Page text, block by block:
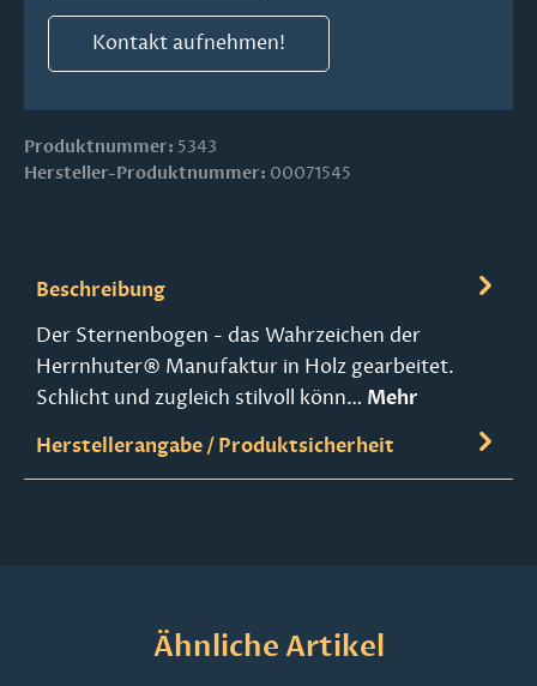
Kontakt aufnehmen!
Produktnummer: 5343
Hersteller-Produktnummer: 00071545
Beschreibung
Der Sternenbogen - das Wahrzeichen der
Herrnhuter® Manufaktur in Holz gearbeitet.
Schlicht und zugleich stilvoll könn… Mehr
Herstellerangabe / Produktsicherheit
Produktgalerie überspringen
Ähnliche Artikel